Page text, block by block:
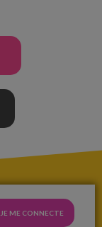
JE ME CONNECTE